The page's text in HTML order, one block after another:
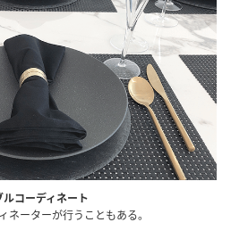
ルコーディネート
ネーターが行うこともある。